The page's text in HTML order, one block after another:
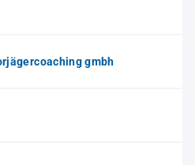
gmbh